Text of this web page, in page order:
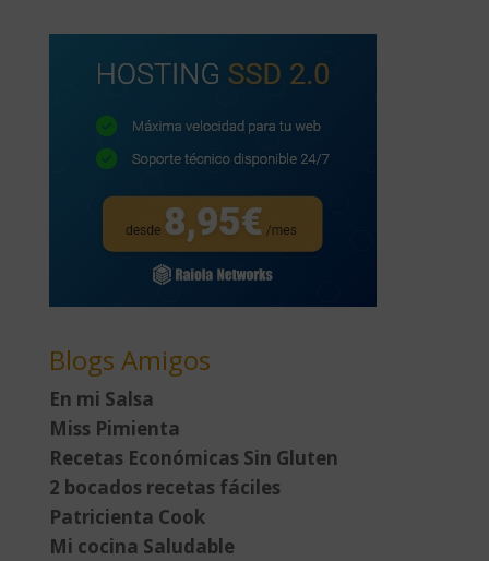
Blogs Amigos
En mi Salsa
Miss Pimienta
Recetas Económicas Sin Gluten
2 bocados recetas fáciles
Patricienta Cook
Mi cocina Saludable